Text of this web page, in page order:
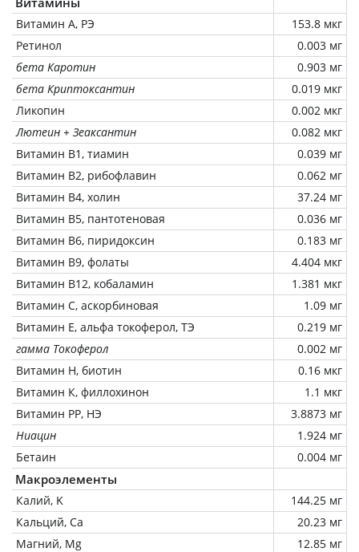
Витамин А, РЭ
153.8 мкг
Ретинол
0.003 мг
бета Каротин
0.903 мг
бета Криптоксантин
0.019 мкг
Ликопин
0.002 мкг
Лютеин + Зеаксантин
0.082 мкг
Витамин В1, тиамин
0.039 мг
Витамин В2, рибофлавин
0.062 мг
Витамин В4, холин
37.24 мг
Витамин В5, пантотеновая
0.036 мг
Витамин В6, пиридоксин
0.183 мг
Витамин В9, фолаты
4.404 мкг
Витамин В12, кобаламин
1.381 мкг
Витамин C, аскорбиновая
1.09 мг
Витамин Е, альфа токоферол, ТЭ
0.219 мг
гамма Токоферол
0.002 мг
Витамин Н, биотин
0.16 мкг
Витамин К, филлохинон
1.1 мкг
Витамин РР, НЭ
3.8873 мг
Ниацин
1.924 мг
Бетаин
0.004 мг
Макроэлементы
Калий, K
144.25 мг
Кальций, Ca
20.23 мг
Магний, Mg
12.85 мг